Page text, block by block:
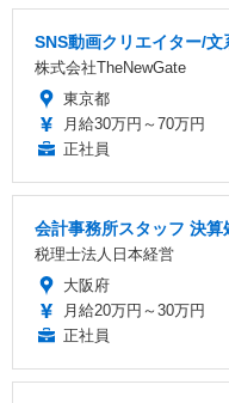
SNS動画クリエイター/
株式会社TheNewGate
東京都
月給30万円～70万円
正社員
会計事務所スタッフ 決
税理士法人日本経営
大阪府
月給20万円～30万円
正社員